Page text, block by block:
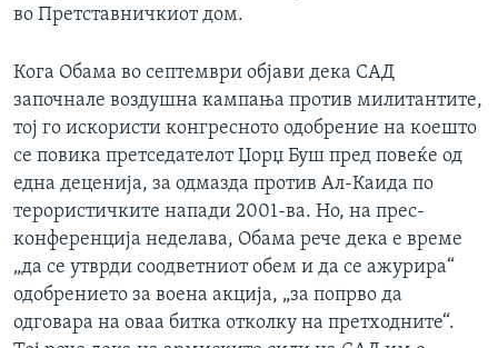
во Претставничкиот дом.
Кога Обама во септември објави дека САД
започнале воздушна кампања против милитантите,
тој го искористи конгресното одобрение на коешто
се повика претседателот Џорџ Буш пред повеќе од
една деценија, за одмазда против Ал-Каида по
терористичките напади 2001-ва. Но, на прес-
конференција неделава, Обама рече дека е време
„да се утврди соодветниот обем и да се ажурира“
одобрението за воена акција, „за попрво да
одговара на оваа битка отколку на претходните“.